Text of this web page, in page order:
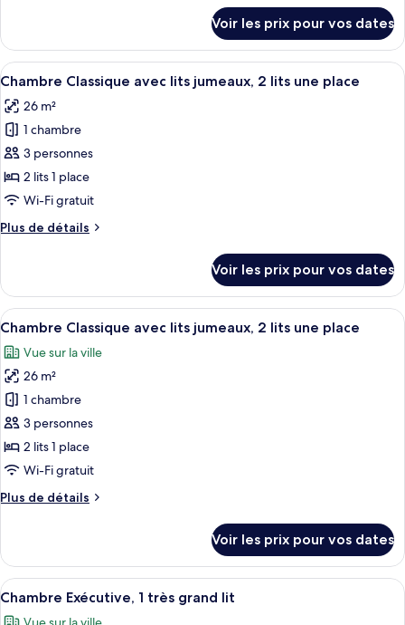
très
grand
lit
le
type
de
Chambre
Classique,
très
grand
lit
Voir les prix pour vos dates
Afficher
toutes
les
photos
pour
ce
type
chambre :
avec
lits
jumeaux,
2
lits
une
place
Une chambre d’hôtel avec deux
5
Chambre Classique avec lits jumeaux, 2 lits une place
26 m²
1 chambre
3 personnes
2 lits 1 place
Wi-Fi gratuit
Plus de détails
Plus
le
type
de
Chambre
Classique
avec
lits
jumeaux,
2
lits
une
Voir les prix pour vos dates
Afficher
toutes
les
photos
pour
ce
type
de
chambre :
Chambre
lits
jumeaux,
2
Une chambre d’hôtel avec deux
6
Chambre Classique avec lits jumeaux, 2 lits une place
Vue sur la ville
26 m²
1 chambre
3 personnes
2 lits 1 place
Wi-Fi gratuit
Plus de détails
Plus
le
type
de
Voir les prix pour vos dates
Afficher
toutes
Une chambre d’hôtel avec un
5
Chambre Exécutive, 1 très grand lit